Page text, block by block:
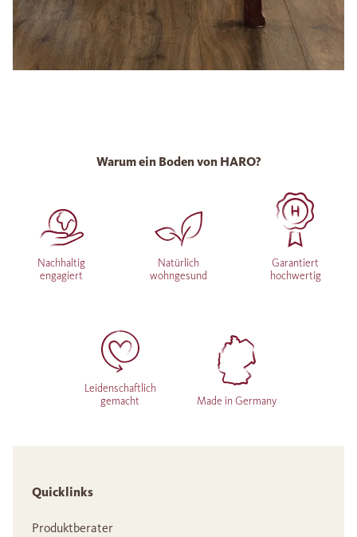
Warum ein Boden von HARO?
Nachhaltig
engagiert
Natürlich
wohngesund
Garantiert
hochwertig
Leidenschaftlich
gemacht
Made in Germany
Quicklinks
Produktberater